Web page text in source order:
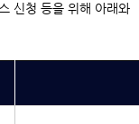
신청 등을 위해 아래와